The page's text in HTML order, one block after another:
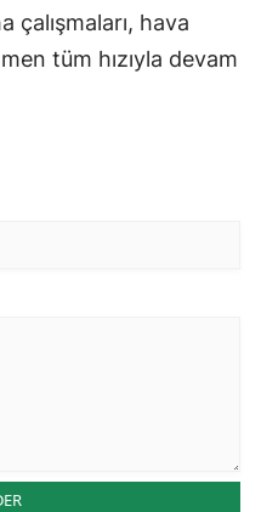
çalışmaları, hava
tüm hızıyla devam